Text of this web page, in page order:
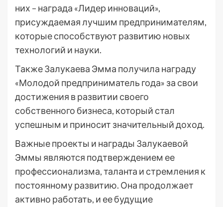
них – награда «Лидер инноваций»,
присуждаемая лучшим предпринимателям,
которые способствуют развитию новых
технологий и науки.
Также Залукаева Эмма получила награду
«Молодой предприниматель года» за свои
достижения в развитии своего
собственного бизнеса, который стал
успешным и приносит значительный доход.
Важные проекты и награды Залукаевой
Эммы являются подтверждением ее
профессионализма, таланта и стремления к
постоянному развитию. Она продолжает
активно работать, и ее будущие